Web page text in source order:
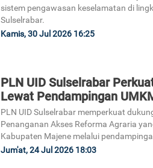
sistem pengawasan keselamatan di
Sulselrabar.
Kamis, 30 Jul 2026 16:25
PLN UID Sulselrabar
Lewat Pendampingan
PLN UID Sulselrabar memperkuat
Penanganan Akses Reforma Agraria
Kabupaten Majene melalui
Jum'at, 24 Jul 2026 18:03